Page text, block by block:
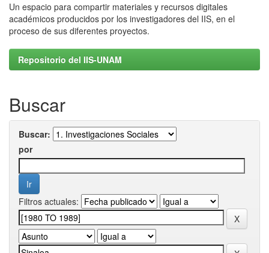
Un espacio para compartir materiales y recursos digitales
académicos producidos por los investigadores del IIS, en el
proceso de sus diferentes proyectos.
Repositorio del IIS-UNAM
Buscar
Buscar:
por
Filtros actuales: